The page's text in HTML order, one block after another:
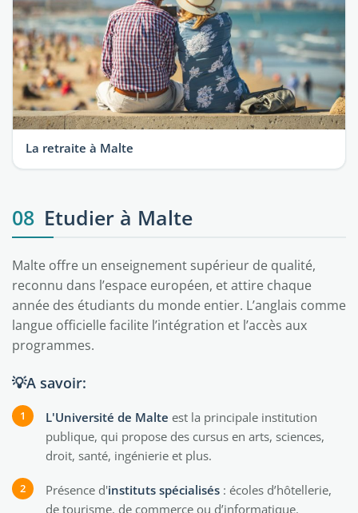
La retraite à Malte
08 Etudier à Malte
Malte offre un enseignement supérieur de qualité,
reconnu dans l’espace européen, et attire chaque
année des étudiants du monde entier. L’anglais comme
langue officielle facilite l’intégration et l’accès aux
programmes.
💡A savoir:
L'Université de Malte est la principale institution
publique, qui propose des cursus en arts, sciences,
droit, santé, ingénierie et plus.
Présence d'instituts spécialisés : écoles d’hôtellerie,
de tourisme, de commerce ou d’informatique.